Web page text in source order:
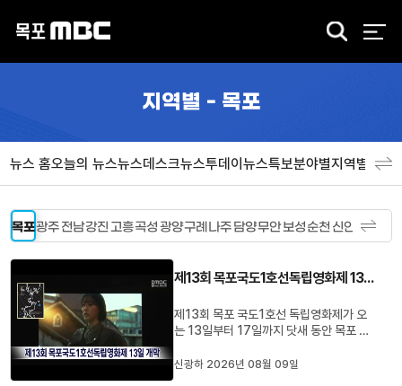
검
지역별 - 목포
뉴스 홈오늘의 뉴스뉴스데스크뉴스투데이뉴스특보분야별지역별 뉴스
목포광주 전남강진 고흥곡성 광양구례 나주 담양무안보성순천 신안 여수
제13회 목포국도1호선독립영화제 13일 개막
제13회 목포 국도1호선 독립영화제가 오
는 13일부터 17일까지 닷새 동안 목포 일
에 초대합니다'를 주제로 열리는 이번 영화
신광하 2026년 08월 09일